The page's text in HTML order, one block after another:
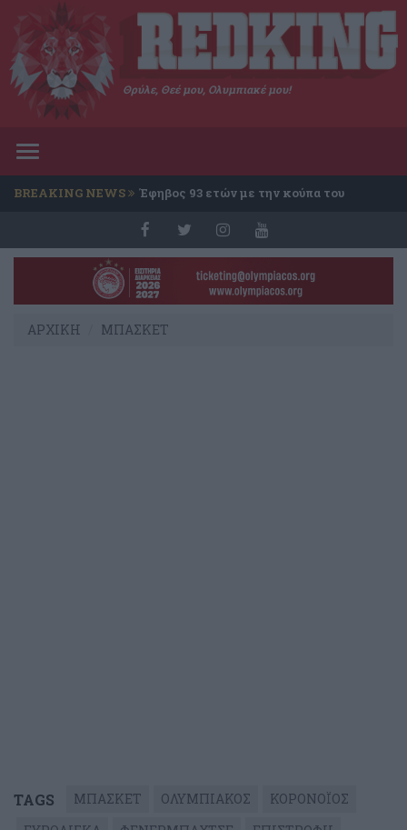
Θρύλε, Θεέ μου, Ολυμπιακέ μου!
Toggle
BREAKING NEWS Έφηβος 93 ετών με την κούπα του
ΑΡΧΙΚΗ ΜΠΑΣΚΕΤ
TAGS ΜΠΑΣΚΕΤ ΟΛΥΜΠΙΑΚΟΣ
ΚΟΡΟΝΟΪΟΣ